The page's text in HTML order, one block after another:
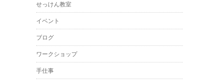
せっけん教室
イベント
ブログ
ワークショップ
手仕事